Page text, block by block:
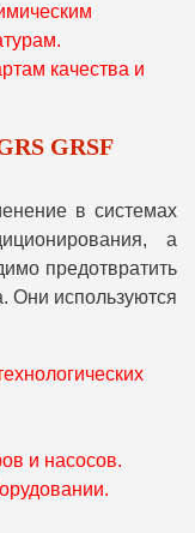
качества и
GRSF
в системах
а
предотвратить
Они используются
и насосов.